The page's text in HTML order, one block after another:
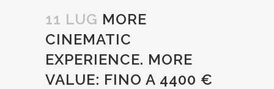
11 LUG MORE
CINEMATIC
EXPERIENCE. MORE
VALUE: FINO A 4400 €